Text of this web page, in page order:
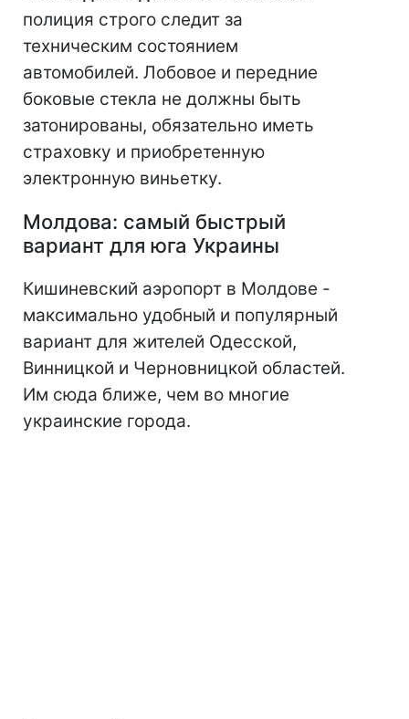
полиция строго следит за
техническим состоянием
автомобилей. Лобовое и передние
боковые стекла не должны быть
затонированы, обязательно иметь
страховку и приобретенную
электронную виньетку.
Молдова: самый быстрый
вариант для юга Украины
Кишиневский аэропорт в Молдове -
максимально удобный и популярный
вариант для жителей Одесской,
Винницкой и Черновницкой областей.
Им сюда ближе, чем во многие
украинские города.